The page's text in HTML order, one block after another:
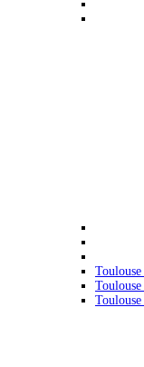
Toulouse